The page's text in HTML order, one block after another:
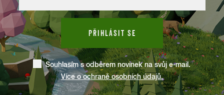
PŘIHLÁSIT SE
Souhlasím s odběrem novinek na svůj e-mail.
Více o ochraně osobních údajů.